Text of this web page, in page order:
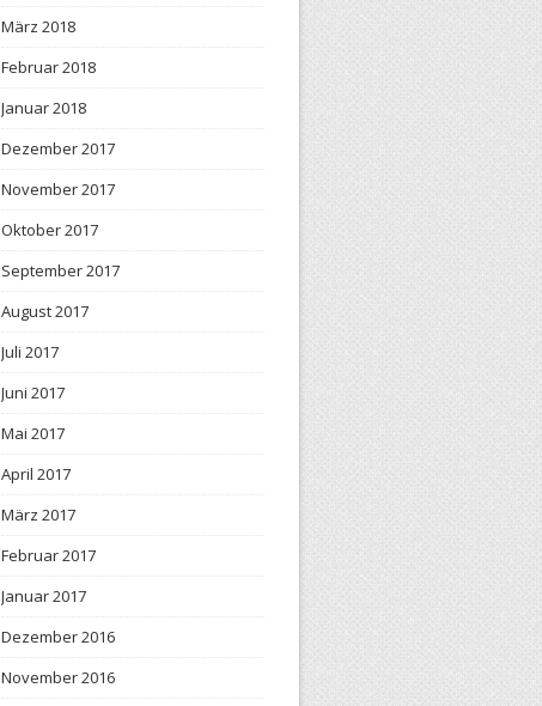
März 2018
Februar 2018
Januar 2018
Dezember 2017
November 2017
Oktober 2017
September 2017
August 2017
Juli 2017
Juni 2017
Mai 2017
April 2017
März 2017
Februar 2017
Januar 2017
Dezember 2016
November 2016